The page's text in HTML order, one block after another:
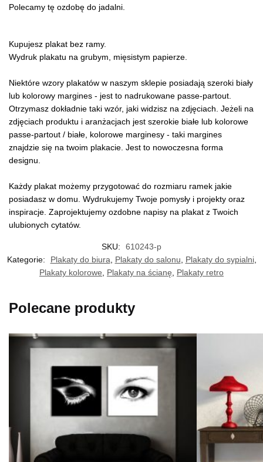
Polecamy tę ozdobę do jadalni.
Kupujesz plakat bez ramy.
Wydruk plakatu na grubym, mięsistym papierze.
Niektóre wzory plakatów w naszym sklepie posiadają szeroki biały
lub kolorowy margines - jest to nadrukowane passe-partout.
Otrzymasz dokładnie taki wzór, jaki widzisz na zdjęciach. Jeżeli na
zdjęciach produktu i aranżacjach jest szerokie białe lub kolorowe
passe-partout / białe, kolorowe marginesy - taki margines
znajdzie się na twoim plakacie. Jest to nowoczesna forma
designu.
Każdy plakat możemy przygotować do rozmiaru ramek jakie
posiadasz w domu. Wydrukujemy Twoje pomysły i projekty oraz
inspiracje. Zaprojektujemy ozdobne napisy na plakat z Twoich
ulubionych cytatów.
SKU:
610243-p
Kategorie:
Plakaty do biura, Plakaty do salonu, Plakaty do sypialni,
Plakaty kolorowe, Plakaty na ścianę, Plakaty retro
Polecane produkty